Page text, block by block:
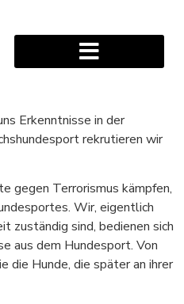
Erkenntnisse in der
rekrutieren wir
gegen Terrorismus kämpfen,
Wir, eigentlich
zuständig sind, bedienen sich
aus dem Hundesport. Von
die Hunde, die später an ihrer